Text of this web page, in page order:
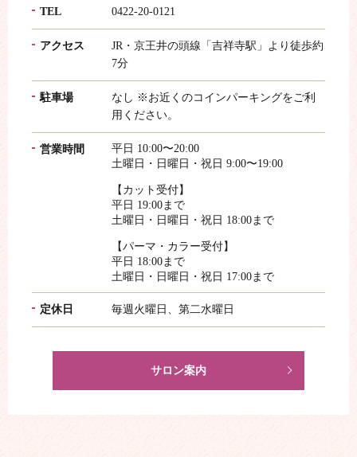
TEL 0422-20-0121
アクセス
JR・京王井の頭線「吉祥寺駅」より徒歩約
7分
駐車場
なし ※お近くのコインパーキングをご利
用ください。
営業時間
平日 10:00〜20:00
土曜日・日曜日・祝日 9:00〜19:00
【カット受付】
平日 19:00まで
土曜日・日曜日・祝日 18:00まで
【パーマ・カラー受付】
平日 18:00まで
土曜日・日曜日・祝日 17:00まで
定休日 毎週火曜日、第二水曜日
サロン案内